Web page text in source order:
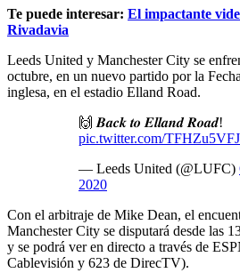
Te puede interesar: El impactante
Rivadavia
Leeds United y Manchester City se
octubre, en un nuevo partido por la
inglesa, en el estadio Elland Road.
🙌 𝑩𝒂𝒄𝒌 𝒕𝒐 𝑬𝒍𝒍𝒂𝒏𝒅 𝑹𝒐𝒂𝒅!
pic.twitter.com/
— Leeds United (@LUFC)
2020
Con el arbitraje de Mike Dean, el
Manchester City se disputará desde las
y se podrá ver en directo a través de
Cablevisión y 623 de DirecTV).